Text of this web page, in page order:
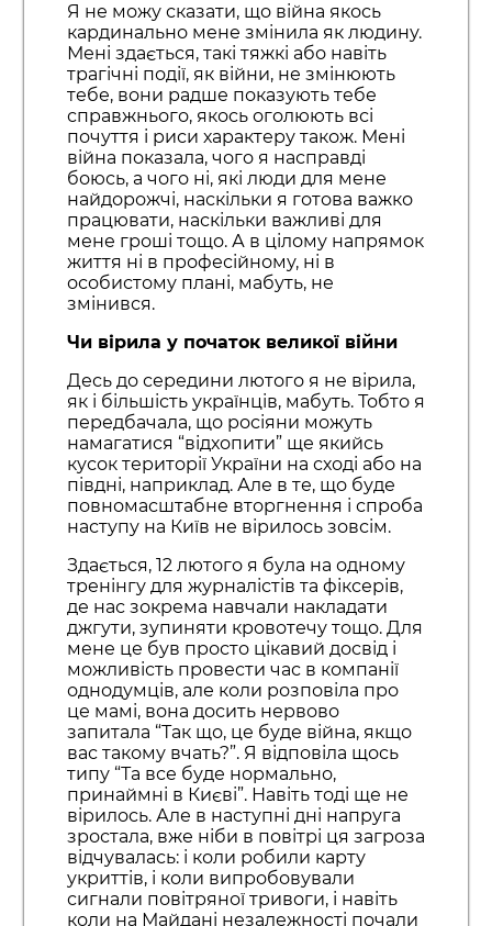
Я не можу сказати, що війна якось
кардинально мене змінила як людину.
Мені здається, такі тяжкі або навіть
трагічні події, як війни, не змінюють
тебе, вони радше показують тебе
справжнього, якось оголюють всі
почуття і риси характеру також. Мені
війна показала, чого я насправді
боюсь, а чого ні, які люди для мене
найдорожчі, наскільки я готова важко
працювати, наскільки важливі для
мене гроші тощо. А в цілому напрямок
життя ні в професійному, ні в
особистому плані, мабуть, не
змінився.
Чи вірила у початок великої війни
Десь до середини лютого я не вірила,
як і більшість українців, мабуть. Тобто я
передбачала, що росіяни можуть
намагатися “відхопити” ще якийсь
кусок території України на сході або на
півдні, наприклад. Але в те, що буде
повномасштабне вторгнення і спроба
наступу на Київ не вірилось зовсім.
Здається, 12 лютого я була на одному
тренінгу для журналістів та фіксерів,
де нас зокрема навчали накладати
джгути, зупиняти кровотечу тощо. Для
мене це був просто цікавий досвід і
можливість провести час в компанії
однодумців, але коли розповіла про
це мамі, вона досить нервово
запитала “Так що, це буде війна, якщо
вас такому вчать?”. Я відповіла щось
типу “Та все буде нормально,
принаймні в Києві”. Навіть тоді ще не
вірилось. Але в наступні дні напруга
зростала, вже ніби в повітрі ця загроза
відчувалась: і коли робили карту
укриттів, і коли випробовували
сигнали повітряної тривоги, і навіть
коли на Майдані незалежності почали